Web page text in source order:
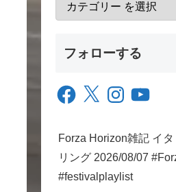
フォローする
Facebook
X InstagramYouTube
Forza Horizon雑記 イ
リング 2026/08/07
#festivalplaylist